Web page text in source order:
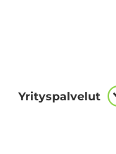
Yri­tys­pal­ve­lut